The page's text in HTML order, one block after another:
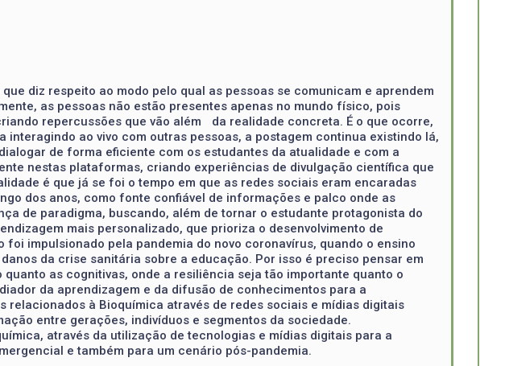
diz respeito ao modo pelo qual as pessoas se comunicam e aprendem
as pessoas não estão presentes apenas no mundo físico, pois
repercussões que vão além da realidade concreta. É o que ocorre,
ao vivo com outras pessoas, a postagem continua existindo lá,
de forma eficiente com os estudantes da atualidade e com a
nestas plataformas, criando experiências de divulgação científica que
é que já se foi o tempo em que as redes sociais eram encaradas
dos anos, como fonte confiável de informações e palco onde as
de paradigma, buscando, além de tornar o estudante protagonista do
mais personalizado, que prioriza o desenvolvimento de
impulsionado pela pandemia do novo coronavírus, quando o ensino
da crise sanitária sobre a educação. Por isso é preciso pensar em
as cognitivas, onde a resiliência seja tão importante quanto o
da aprendizagem e da difusão de conhecimentos para a
à Bioquímica através de redes sociais e mídias digitais
entre gerações, indivíduos e segmentos da sociedade.
através da utilização de tecnologias e mídias digitais para a
e também para um cenário pós-pandemia.